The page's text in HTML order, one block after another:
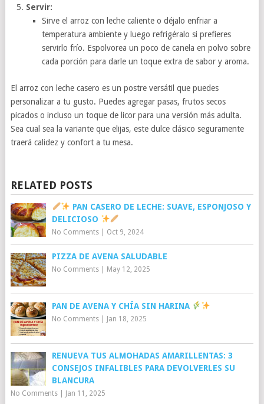
Servir:
Sirve el arroz con leche caliente o déjalo enfriar a
temperatura ambiente y luego refrigéralo si prefieres
servirlo frío. Espolvorea un poco de canela en polvo sobre
cada porción para darle un toque extra de sabor y aroma.
El arroz con leche casero es un postre versátil que puedes
personalizar a tu gusto. Puedes agregar pasas, frutos secos
picados o incluso un toque de licor para una versión más adulta.
Sea cual sea la variante que elijas, este dulce clásico seguramente
traerá calidez y confort a tu mesa.
RELATED POSTS
PAN CASERO DE LECHE: SUAVE, ESPONJOSO Y
DELICIOSO
No Comments| Oct 9, 2024
PIZZA DE AVENA SALUDABLE
No Comments| May 12, 2025
PAN DE AVENA Y CHÍA SIN HARINA
No Comments| Jan 18, 2025
RENUEVA TUS ALMOHADAS AMARILLENTAS: 3
CONSEJOS INFALIBLES PARA DEVOLVERLES SU
BLANCURA
No Comments| Jan 11, 2025